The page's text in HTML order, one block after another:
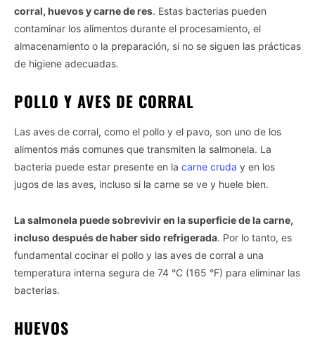
corral, huevos y carne de res. Estas bacterias pueden
contaminar los alimentos durante el procesamiento, el
almacenamiento o la preparación, si no se siguen las prácticas
de higiene adecuadas.
POLLO Y AVES DE CORRAL
Las aves de corral, como el pollo y el pavo, son uno de los
alimentos más comunes que transmiten la salmonela. La
bacteria puede estar presente en la carne cruda y en los
jugos de las aves, incluso si la carne se ve y huele bien.
La salmonela puede sobrevivir en la superficie de la carne,
incluso después de haber sido refrigerada. Por lo tanto, es
fundamental cocinar el pollo y las aves de corral a una
temperatura interna segura de 74 °C (165 °F) para eliminar las
bacterias.
HUEVOS